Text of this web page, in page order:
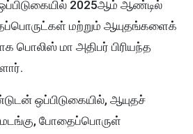
2025ஆம் ஆண்டில்
மற்றும் ஆயுதங்களைக்
பொலிஸ் மா அதிபர் பிரியந்த
ஒப்பிடுகையில், ஆயுதச்
போதைப்பொருள்